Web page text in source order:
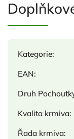
Kategorie:
EAN:
Druh
Kvalita krmiva:
Řada krmiva: